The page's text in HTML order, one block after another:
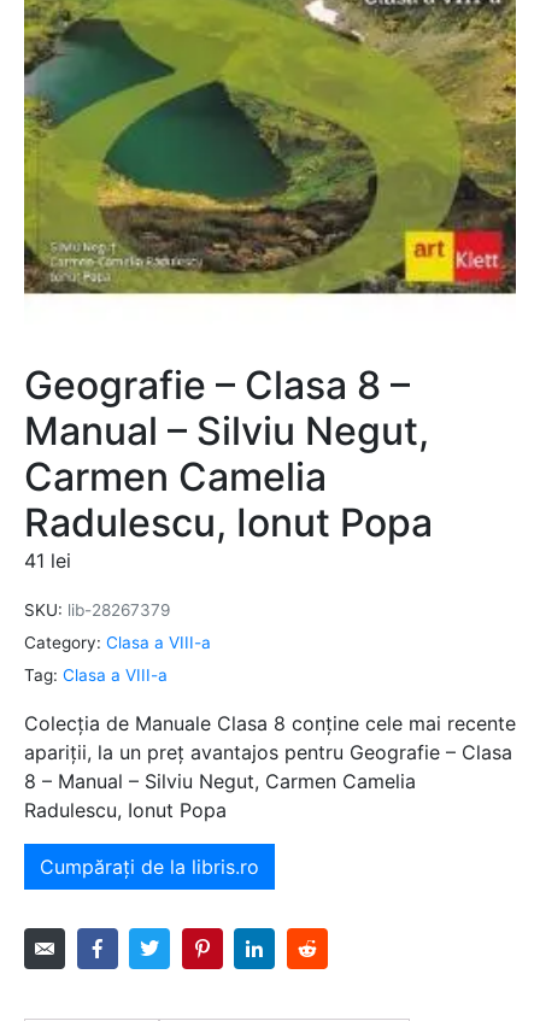
Geografie – Clasa 8 –
Manual – Silviu Negut,
Carmen Camelia
Radulescu, Ionut Popa
41 lei
SKU: lib-28267379
Category: Clasa a VIII-a
Tag: Clasa a VIII-a
Colecția de Manuale Clasa 8 conține cele mai recente
apariții, la un preț avantajos pentru Geografie – Clasa
8 – Manual – Silviu Negut, Carmen Camelia
Radulescu, Ionut Popa
Cumpărați de la libris.ro